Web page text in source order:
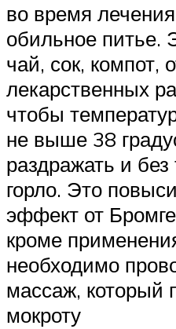
во время
обильное питье.
чай, сок, компот,
лекарственных
чтобы
не выше 38
раздражать и без
горло. Это
эффект от
кроме
необходимо
массаж, который
мокроту